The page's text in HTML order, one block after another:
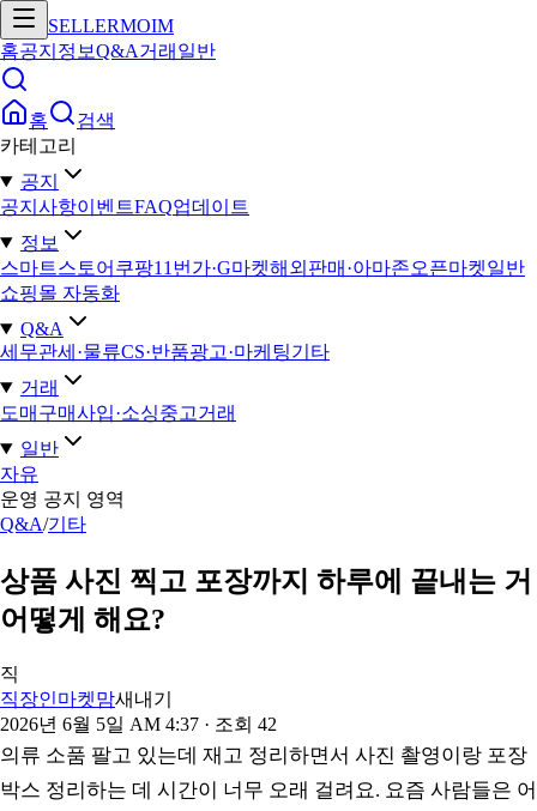
SELLERMOIM
홈공지 정보Q&A거래 일반
홈
검색
카테고리
공지
공지사항이벤트FAQ업데이트
정보
스마트스토어 쿠팡11번가·G마켓해외판매·아마존오픈마켓일반
쇼핑몰 자동화
Q&A
세무관세·물류CS·반품광고·마케팅기타
거래
도매구매사입·소싱중고거래
일반
자유
운영 공지 영역
Q&A/기타
상품 사진 찍고 포장까지 하루에 끝내는 거
어떻게 해요?
직
직장인마켓맘새내기
2026년 6월 5일 AM 4:37 · 조회 42
의류 소품 팔고 있는데 재고 정리하면서 사진 촬영이랑 포장
박스 정리하는 데 시간이 너무 오래 걸려요. 요즘 사람들은 어